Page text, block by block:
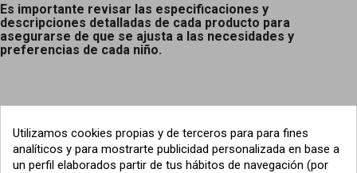
Es importante revisar las especificaciones y
descripciones detalladas de cada producto para
asegurarse de que se ajusta a las necesidades y
preferencias de cada niño.
Utilizamos cookies propias y de terceros para para fines
analíticos y para mostrarte publicidad personalizada en base a
un perfil elaborados partir de tus hábitos de navegación (por